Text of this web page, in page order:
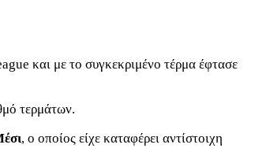
και με το συγκεκριμένο τέρμα έφτασε
τερμάτων.
, ο οποίος είχε καταφέρει αντίστοιχη